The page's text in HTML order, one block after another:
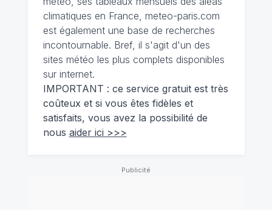
climatiques en France, meteo-paris.com
est également une base de recherches
incontournable. Bref, il s'agit d'un des
sites météo les plus complets disponibles
sur internet.
IMPORTANT : ce service gratuit est très
coûteux et si vous êtes fidèles et
satisfaits, vous avez la possibilité de
nous aider ici >>>